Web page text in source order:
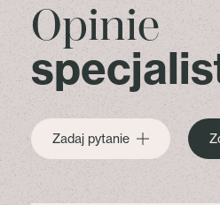
Opinie
Zadaj pytanie